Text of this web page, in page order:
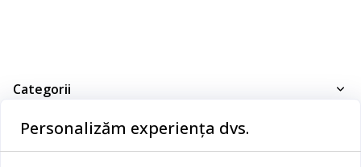
Categorii
Dormitor
Baie
Personalizăm experiența dvs.